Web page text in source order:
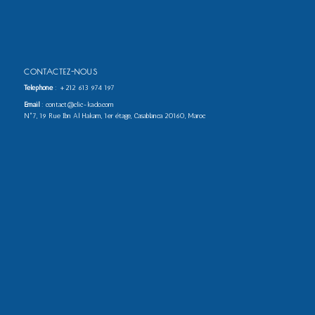
CONTACTEZ-NOUS
Téléphone: +212 613 974 197
Email : contact@clic-kado.com
N°7, 19 Rue Ibn Al Hakam, 1er étage, Casablanca 20160, Maroc